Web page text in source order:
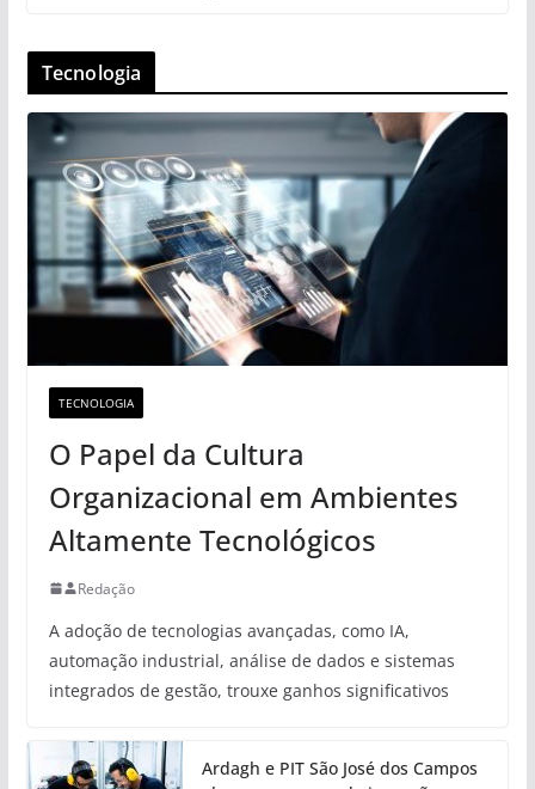
Tecnologia
TECNOLOGIA
O Papel da Cultura
Organizacional em Ambientes
Altamente Tecnológicos
Redação
A adoção de tecnologias avançadas, como IA,
automação industrial, análise de dados e sistemas
integrados de gestão, trouxe ganhos significativos
Ardagh e PIT São José dos Campos